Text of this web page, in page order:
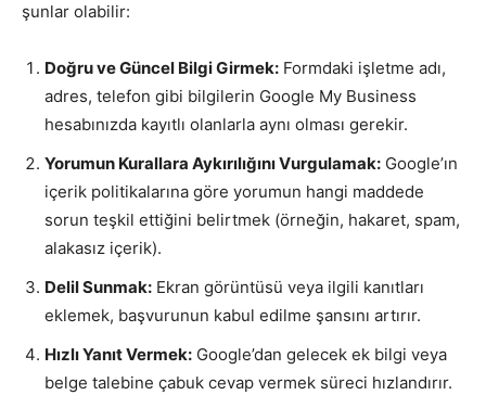
şunlar olabilir:
Doğru ve Güncel Bilgi Girmek: Formdaki işletme adı,
adres, telefon gibi bilgilerin Google My Business
hesabınızda kayıtlı olanlarla aynı olması gerekir.
Yorumun Kurallara Aykırılığını Vurgulamak: Google’ın
içerik politikalarına göre yorumun hangi maddede
sorun teşkil ettiğini belirtmek (örneğin, hakaret, spam,
alakasız içerik).
Delil Sunmak: Ekran görüntüsü veya ilgili kanıtları
eklemek, başvurunun kabul edilme şansını artırır.
Hızlı Yanıt Vermek: Google’dan gelecek ek bilgi veya
belge talebine çabuk cevap vermek süreci hızlandırır.